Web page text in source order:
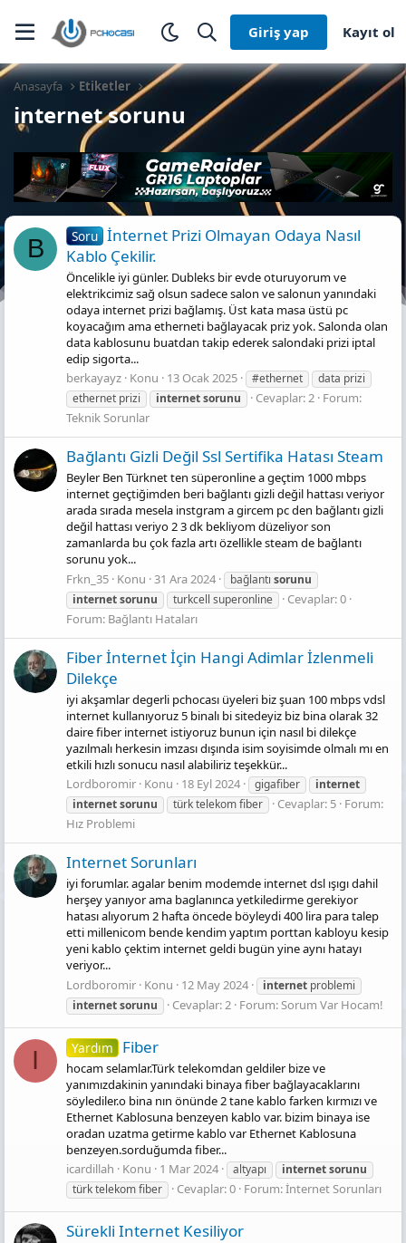
Giriş yap Kayıt ol
Anasayfa Etiketler
internet sorunu
B Soru İnternet Prizi Olmayan Odaya Nasıl
Kablo Çekilir.
Öncelikle iyi günler. Dubleks bir evde oturuyorum ve
elektrikcimiz sağ olsun sadece salon ve salonun yanındaki
odaya internet prizi bağlamış. Üst kata masa üstü pc
koyacağım ama etherneti bağlayacak priz yok. Salonda olan
data kablosunu buatdan takip ederek salondaki prizi iptal
edip sigorta...
berkayayz Konu 13 Ocak 2025 #ethernet
data prizi
ethernet prizi
internetsorunu Cevaplar: 2 Forum:
Teknik Sorunlar
Bağlantı Gizli Değil Ssl Sertifika Hatası Steam
Beyler Ben Türknet ten süperonline a geçtim 1000 mbps
internet geçtiğimden beri bağlantı gizli değil hattası veriyor
arada sırada mesela instgram a gircem pc den bağlantı gizli
değil hattası veriyo 2 3 dk bekliyom düzeliyor son
zamanlarda bu çok fazla artı özellikle steam de bağlantı
sorunu yok...
Frkn_35 Konu 31 Ara 2024 bağlantı sorunu
internetsorunu turkcell superonline
Cevaplar: 0
Forum: Bağlantı Hataları
Fi̇ber İnternet İçi̇n Hangi̇ Adimlar İzlenmeli̇
Di̇lekçe
iyi akşamlar degerli pchocası üyeleri biz şuan 100 mbps vdsl
internet kullanıyoruz 5 binalı bi sitedeyiz biz bina olarak 32
daire fiber internet istiyoruz bunun için nasıl bi dilekçe
yazılmalı herkesin imzası dışında isim soyisimde olmalı mı en
etkili hızlı sonucu nasıl alabiliriz teşekkür...
Lordboromir Konu 18 Eyl 2024 gigafiber
internet
internetsorunu türk telekom fiber Cevaplar: 5 Forum:
Hız Problemi
Internet Sorunları
iyi forumlar. agalar benim modemde internet dsl ışıgı dahil
herşey yanıyor ama baglanınca yetkiledirme gerekiyor
hatası alıyorum 2 hafta öncede böyleydi 400 lira para talep
etti millenicom bende kendim yaptım porttan kabloyu kesip
yeni kablo çektim internet geldi bugün yine aynı hatayı
veriyor...
Lordboromir Konu 12 May 2024 internet problemi
internetsorunu Cevaplar: 2 Forum: Sorum Var Hocam!
I Yardım Fiber
hocam selamlar.Türk telekomdan geldiler bize ve
yanımızdakinin yanındaki binaya fiber bağlayacaklarını
söylediler.o bina nın önünde 2 tane kablo farken kırmızı ve
Ethernet Kablosuna benzeyen kablo var. bizim binaya ise
oradan uzatma getirme kablo var Ethernet Kablosuna
benzeyen.sorduğumda fiber...
icardillah
Konu 1 Mar 2024 altyapı internetsorunu
türk telekom fiber
Cevaplar: 0 Forum:İnternet Sorunları
Sürekli Internet Kesiliyor